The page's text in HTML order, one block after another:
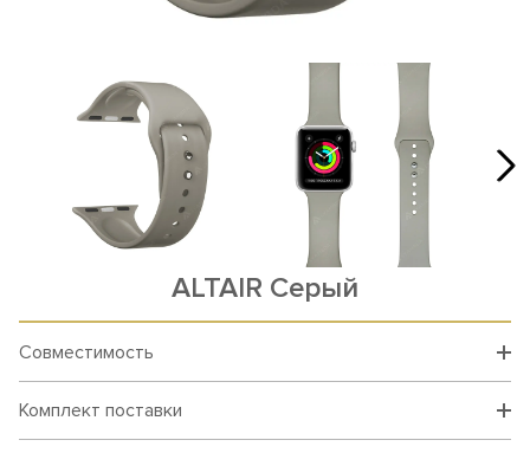
ALTAIR Серый
Совместимость
Комплект поставки